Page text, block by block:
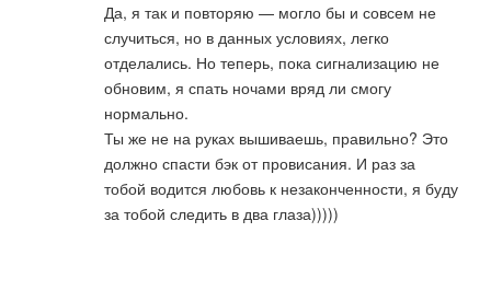
Да, я так и повторяю — могло бы и совсем не
случиться, но в данных условиях, легко
отделались. Но теперь, пока сигнализацию не
обновим, я спать ночами вряд ли смогу
нормально.
Ты же не на руках вышиваешь, правильно? Это
должно спасти бэк от провисания. И раз за
тобой водится любовь к незаконченности, я буду
за тобой следить в два глаза)))))